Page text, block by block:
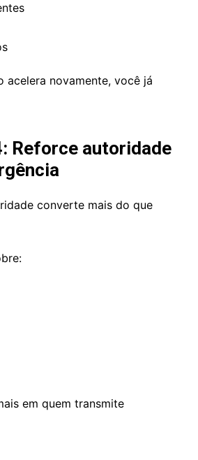
acelera novamente, você já
Reforce autoridade
converte mais do que
em quem transmite